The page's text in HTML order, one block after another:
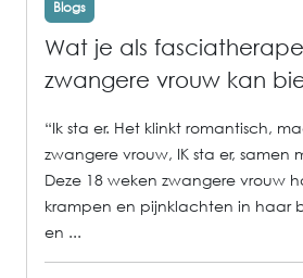
Blogs
Wat je als
zwangere vrouw kan
“Ik sta er. Het klinkt romantisch,
zwangere vrouw, IK sta er, samen
Deze 18 weken zwangere vrouw
krampen en pijnklachten in haar
en ...